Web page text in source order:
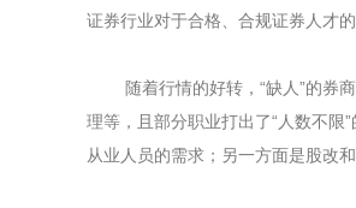
证券行业对于合格、合规证券人才
随着行情的好转，“缺人”的券商
理等，且部分职业打出了“人数不
从业人员的需求；另一方面是股改